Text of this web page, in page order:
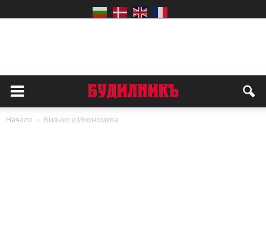
Начало Бизнес и Икономика